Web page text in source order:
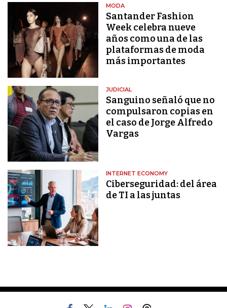
MODA
Santander Fashion
Week celebra nueve
años como una de las
plataformas de moda
más importantes
JUDICIAL
Sanguino señaló que no
compulsaron copias en
el caso de Jorge Alfredo
Vargas
INTERNET ECONOMY
Ciberseguridad: del área
de TI a las juntas